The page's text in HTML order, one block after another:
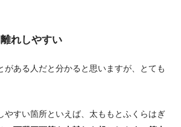
れしやすい
がある人だと分かると思いますが、とても
やすい箇所といえば、太ももとふくらはぎ